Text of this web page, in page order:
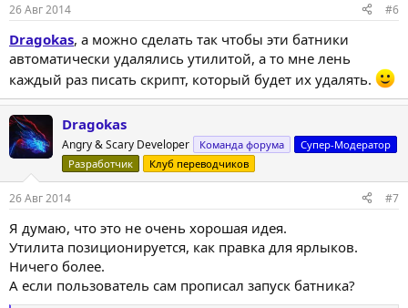
26 Авг 2014 #6
Dragokas, а можно сделать так чтобы эти батники
автоматически удалялись утилитой, а то мне лень
каждый раз писать скрипт, который будет их удалять.
Dragokas
Angry & Scary Developer Команда форума
Супер-Модератор
Разработчик
Клуб переводчиков
26 Авг 2014 #7
Я думаю, что это не очень хорошая идея.
Утилита позиционируется, как правка для ярлыков.
Ничего более.
А если пользователь сам прописал запуск батника?